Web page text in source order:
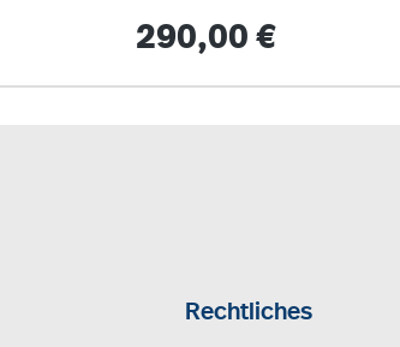
Regulärer Preis:
290,00 €
Rechtliches